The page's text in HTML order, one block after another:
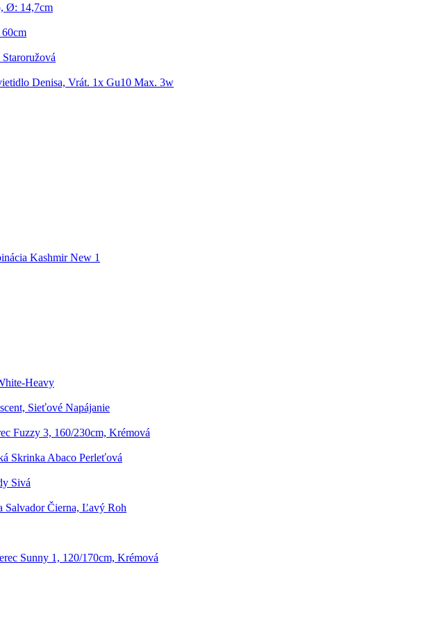
Ø: 14,7cm
Denisa, Vrát. 1x Gu10 Max. 3w
Kashmir New 1
Heavy
Sieťové Napájanie
Fuzzy 3, 160/230cm, Krémová
Skrinka Abaco Perleťová
Sivá
Salvador Čierna, Ľavý Roh
Sunny 1, 120/170cm, Krémová